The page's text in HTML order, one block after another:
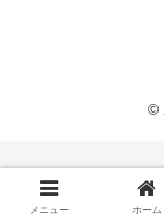
©
メニュー ホーム